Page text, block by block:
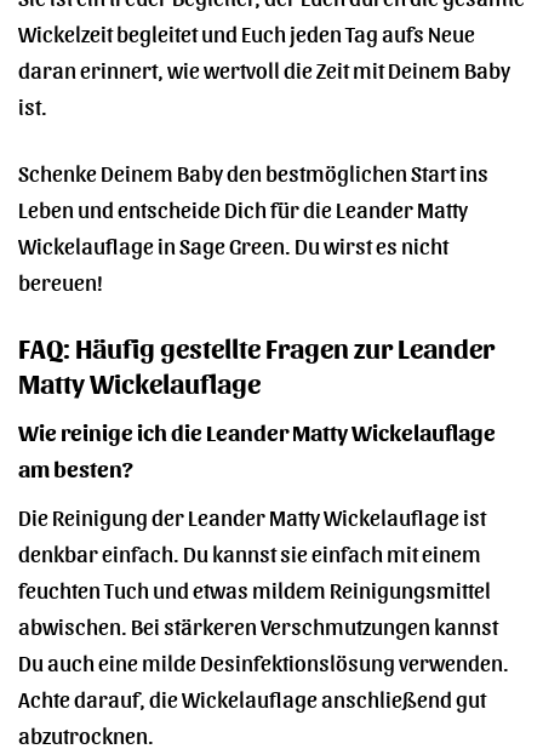
Wickelzeit begleitet und Euch jeden Tag aufs Neue
daran erinnert, wie wertvoll die Zeit mit Deinem Baby
ist.
Schenke Deinem Baby den bestmöglichen Start ins
Leben und entscheide Dich für die Leander Matty
Wickelauflage in Sage Green. Du wirst es nicht
bereuen!
FAQ: Häufig gestellte Fragen zur Leander
Matty Wickelauflage
Wie reinige ich die Leander Matty Wickelauflage
am besten?
Die Reinigung der Leander Matty Wickelauflage ist
denkbar einfach. Du kannst sie einfach mit einem
feuchten Tuch und etwas mildem Reinigungsmittel
abwischen. Bei stärkeren Verschmutzungen kannst
Du auch eine milde Desinfektionslösung verwenden.
Achte darauf, die Wickelauflage anschließend gut
abzutrocknen.